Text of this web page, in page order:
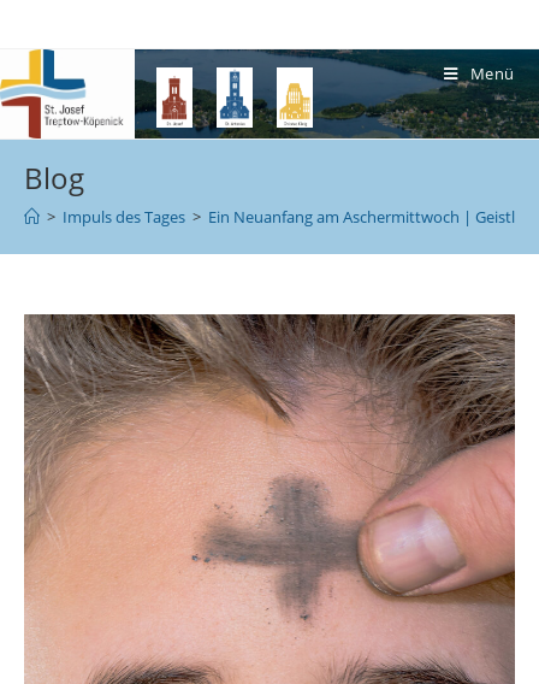
Menü
Blog
> Impuls des Tages > Ein Neuanfang am Aschermittwoch |